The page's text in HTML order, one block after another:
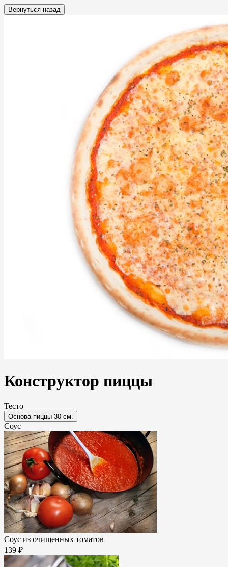
Вернуться назад
Конструктор пиццы
Тесто
Основа пиццы 30 см.
Соус
Соус из очищенных томатов
139 ₽